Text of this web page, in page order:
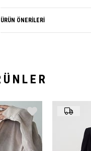
ÜRÜN ÖNERILERI